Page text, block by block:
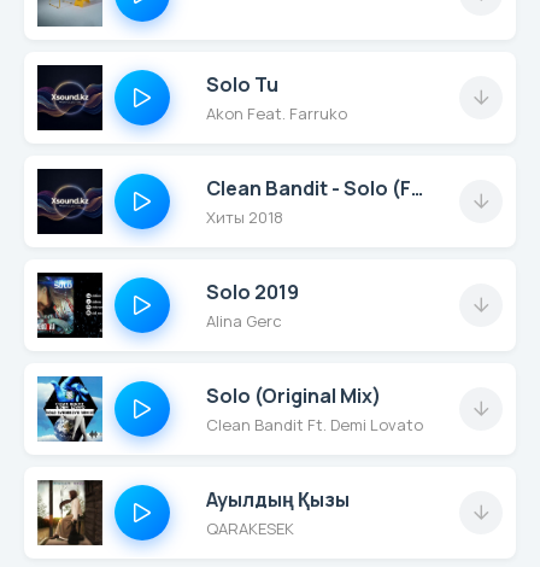
Solo Tu
Akon Feat. Farruko
Clean Bandit - Solo (Feat. Demi Lovato)
Хиты 2018
Solo 2019
Alina Gerc
Solo (Original Mix)
Clean Bandit Ft. Demi Lovato
Ауылдың Қызы
QARAKESEK